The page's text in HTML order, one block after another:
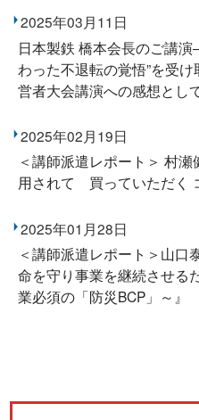
2025年03月11日
日本製鉄 橋本会長のご講
わった不退転の覚悟”を受
営者大会講演への感想とし
2025年02月19日
＜講師派遣レポート＞ 村
用されて 買っていただく
2025年01月28日
＜講師派遣レポート＞山口
命を守り事業を継続させる
業必須の「防災BCP」～』